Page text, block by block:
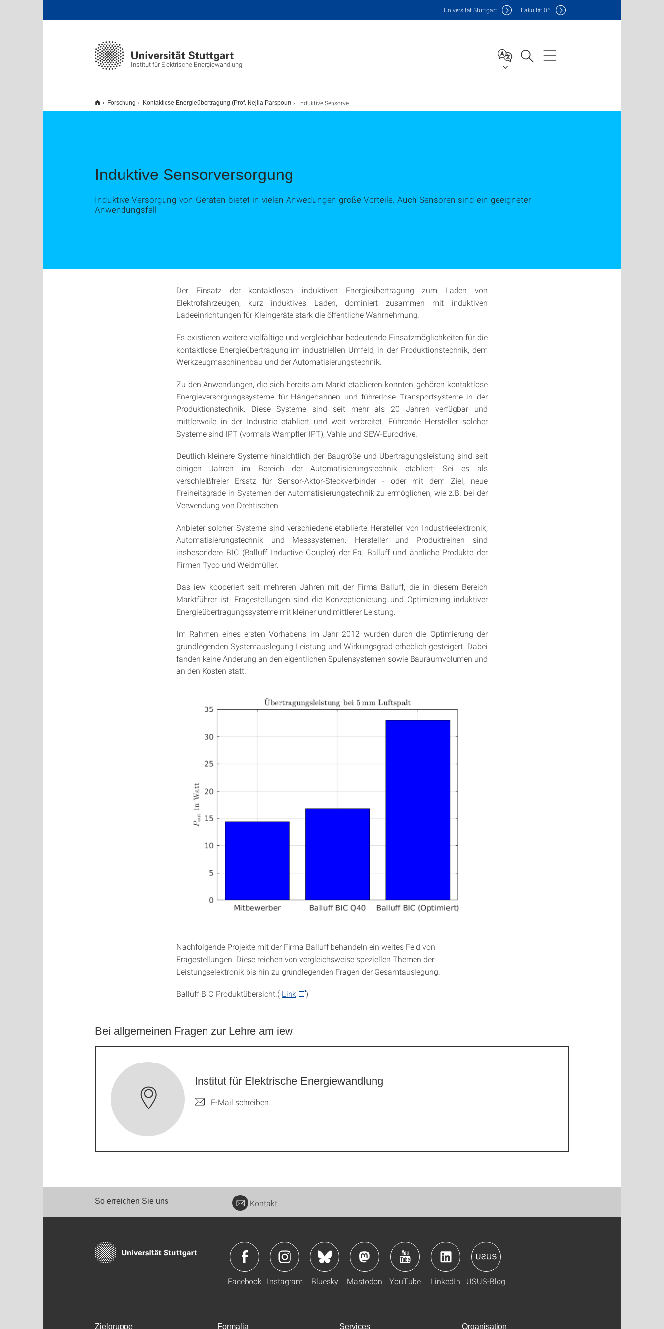
Institut für Elektrische Energiewandlung
Universität Stuttgart Fakultät05
Forschung Kontaktlose Energieübertragung (Prof. Nejila Parspour) Induktive Sensorversorgung
Induktive Sensorversorgung
Induktive Versorgung von Geräten bietet in vielen Anwedungen große Vorteile. Auch Sensoren sind ein geeigneter
Anwendungsfall
Der Einsatz der kontaktlosen induktiven Energieübertragung zum Laden von
Elektrofahrzeugen, kurz induktives Laden, dominiert zusammen mit induktiven
Ladeeinrichtungen für Kleingeräte stark die öffentliche Wahrnehmung.
Es existieren weitere vielfältige und vergleichbar bedeutende Einsatzmöglichkeiten für die
kontaktlose Energieübertragung im industriellen Umfeld, in der Produktionstechnik, dem
Werkzeugmaschinenbau und der Automatisierungstechnik.
Zu den Anwendungen, die sich bereits am Markt etablieren konnten, gehören kontaktlose
Energieversorgungssysteme für Hängebahnen und führerlose Transportsysteme in der
Produktionstechnik. Diese Systeme sind seit mehr als 20 Jahren verfügbar und
mittlerweile in der Industrie etabliert und weit verbreitet. Führende Hersteller solcher
Systeme sind IPT (vormals Wampfler IPT), Vahle und SEW-Eurodrive.
Deutlich kleinere Systeme hinsichtlich der Baugröße und Übertragungsleistung sind seit
einigen Jahren im Bereich der Automatisierungstechnik etabliert: Sei es als
verschleißfreier Ersatz für Sensor-Aktor-Steckverbinder - oder mit dem Ziel, neue
Freiheitsgrade in Systemen der Automatisierungstechnik zu ermöglichen, wie z.B. bei der
Verwendung von Drehtischen
Anbieter solcher Systeme sind verschiedene etablierte Hersteller von Industrieelektronik,
Automatisierungstechnik und Messsystemen. Hersteller und Produktreihen sind
insbesondere BIC (Balluff Inductive Coupler) der Fa. Balluff und ähnliche Produkte der
Firmen Tyco und Weidmüller.
Das iew kooperiert seit mehreren Jahren mit der Firma Balluff, die in diesem Bereich
Marktführer ist. Fragestellungen sind die Konzeptionierung und Optimierung induktiver
Energieübertragungssysteme mit kleiner und mittlerer Leistung.
Im Rahmen eines ersten Vorhabens im Jahr 2012 wurden durch die Optimierung der
grundlegenden Systemauslegung Leistung und Wirkungsgrad erheblich gesteigert. Dabei
fanden keine Änderung an den eigentlichen Spulensystemen sowie Bauraumvolumen und
an den Kosten statt.
Nachfolgende Projekte mit der Firma Balluff behandeln ein weites Feld von
Fragestellungen. Diese reichen von vergleichsweise speziellen Themen der
Leistungselektronik bis hin zu grundlegenden Fragen der Gesamtauslegung.
Balluff BIC Produktübersicht.( Link )
Bei allgemeinen Fragen zur Lehre am iew
Institut für Elektrische Energiewandlung
E-Mail schreiben
So erreichen Sie uns Kontakt
Facebook Instagram Bluesky Mastodon YouTube LinkedIn USUS-Blog
Zielgruppe Formalia Services Organisation